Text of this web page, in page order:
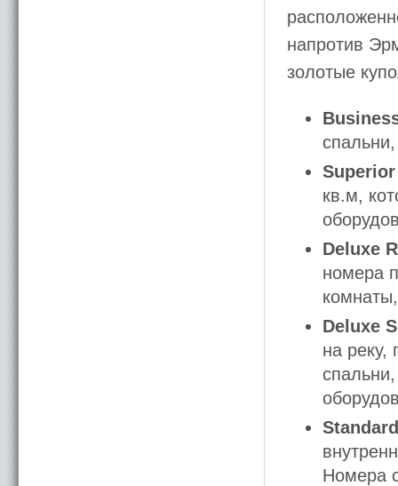
напротив
золотые
кв.м,
Deluxe
номера
Deluxe
на реку,
Номера